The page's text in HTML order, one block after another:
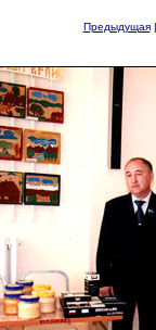
Предыдущая